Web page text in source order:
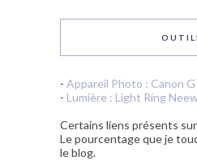
- Appareil Photo : Canon
- Lumière : Light Ring
Certains liens présents
Le pourcentage que je
le blog.